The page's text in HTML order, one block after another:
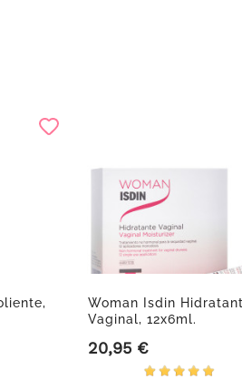
Woman Isdin
Vaginal, 12x6ml.
Precio
20,95 €